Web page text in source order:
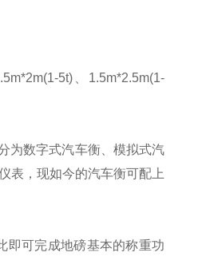
5t)、1.5m*2.5m(1-
为数字式汽车衡、模拟式汽
表，现如今的汽车衡可配上
即可完成地磅基本的称重功